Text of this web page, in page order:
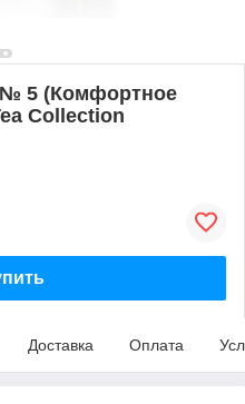
№ 5 (Комфортное
Collection
Доставка Оплата